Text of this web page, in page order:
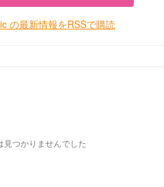
の最新情報をRSSで購読
見つかりませんでした